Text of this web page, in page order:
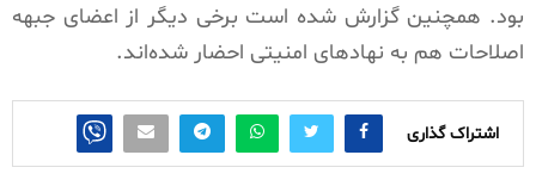
بود. همچنین گزارش شده است برخی دیگر از اعضای جبهه
اصلاحات هم به نهادهای امنیتی احضار شده‌اند.
اشتراک گذاری